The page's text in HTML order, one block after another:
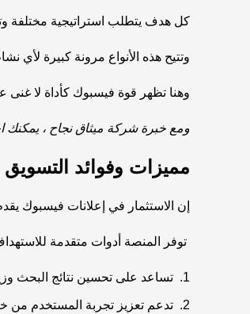
كل هدف يتطلب استراتيجية مختلفة
وتتيح هذه الأنواع مرونة كبيرة لأي
وهنا تظهر قوة فيسبوك كأداة لا غنى
ومع خبرةشركة ميثاق نجاح ، يمكنك
مميزات وفوائد
إن الاستثمار في إعلانات فيسبوك
توفر المنصة أدوات متقدمة
تساعد على تحسين نتائج البحث
تدعم تعزيز تجربة المستخدم من